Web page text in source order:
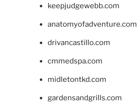
keepjudgewebb.com
anatomyofadventure.com
drivancastillo.com
cmmedspa.com
midletontkd.com
gardensandgrills.com